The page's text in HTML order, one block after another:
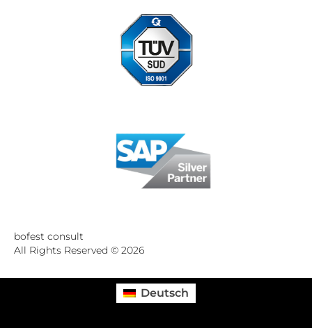
bofest consult
All Rights Reserved © 2026
Deutsch